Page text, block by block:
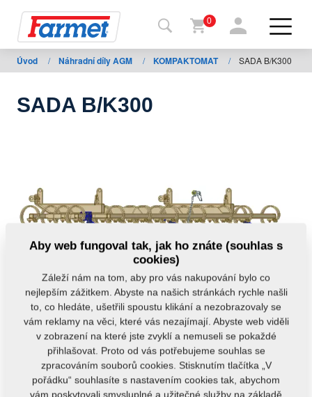
Zpět
na
stroje
stažení
0
Úvod / Náhradní díly AGM / KOMPAKTOMAT / SADA B/K300
SADA B/K300
Aby web fungoval tak, jak ho znáte (souhlas s
cookies)
Záleží nám na tom, aby pro vás nakupování bylo co
nejlepším zážitkem. Abyste na našich stránkách rychle našli
to, co hledáte, ušetřili spoustu klikání a nezobrazovaly se
vám reklamy na věci, které vás nezajímají. Abyste web viděli
v zobrazení na které jste zvyklí a nemuseli se pokaždé
přihlašovat. Proto od vás potřebujeme souhlas se
zpracováním souborů cookies. Stisknutím tlačítka „V
pořádku“ souhlasíte s nastavením cookies tak, abychom
vám poskytovali smysluplné a užitečné služby na základě